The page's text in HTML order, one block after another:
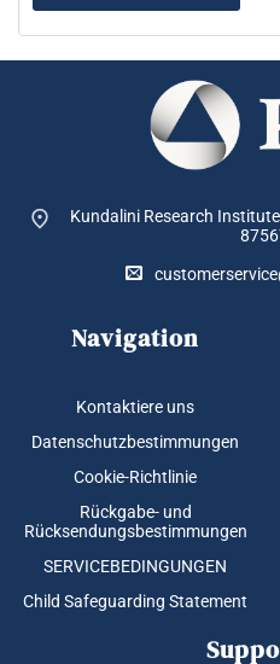
Kundalini Research
Navigation
Kontaktiere uns
Datenschutzbestimmungen
Cookie-Richtlinie
Rückgabe- und
Rücksendungsbestimmungen
SERVICEBEDINGUNGEN
Child Safeguarding Statement